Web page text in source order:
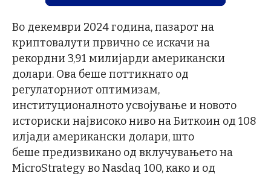
Во декември 2024 година, пазарот на
криптовалути првично се искачи на
рекордни 3,91 милијарди американски
долари. Ова беше поттикнато од
регулаторниот оптимизам,
институционалното усвојување и новото
историски највисоко ниво на Биткоин од 108
илјади американски долари, што
беше предизвикано од вклучувањето на
MicroStrategy во Nasdaq 100, како и од